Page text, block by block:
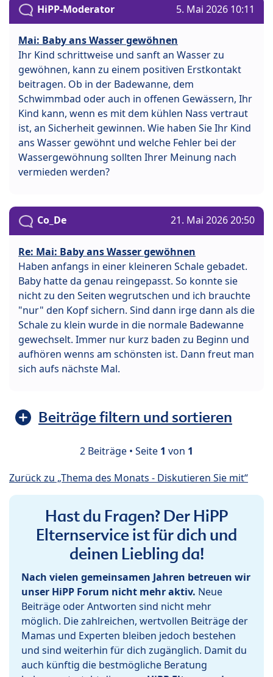
HiPP-Moderator 5. Mai 2026 10:11
Mai: Baby ans Wasser gewöhnen
Ihr Kind schrittweise und sanft an Wasser zu
gewöhnen, kann zu einem positiven Erstkontakt
beitragen. Ob in der Badewanne, dem
Schwimmbad oder auch in offenen Gewässern, Ihr
Kind kann, wenn es mit dem kühlen Nass vertraut
ist, an Sicherheit gewinnen. Wie haben Sie Ihr Kind
ans Wasser gewöhnt und welche Fehler bei der
Wassergewöhnung sollten Ihrer Meinung nach
vermieden werden?
Co_De 21. Mai 2026 20:50
Re: Mai: Baby ans Wasser gewöhnen
Haben anfangs in einer kleineren Schale gebadet.
Baby hatte da genau reingepasst. So konnte sie
nicht zu den Seiten wegrutschen und ich brauchte
"nur" den Kopf sichern. Sind dann irge dann als die
Schale zu klein wurde in die normale Badewanne
gewechselt. Immer nur kurz baden zu Beginn und
aufhören wenns am schönsten ist. Dann freut man
sich aufs nächste Mal.
Beiträge filtern und sortieren
2 Beiträge • Seite 1 von 1
Zurück zu „Thema des Monats - Diskutieren Sie mit“
Hast du Fragen? Der HiPP
Elternservice ist für dich und
deinen Liebling da!
Nach vielen gemeinsamen Jahren betreuen wir
unser HiPP Forum nicht mehr aktiv. Neue
Beiträge oder Antworten sind nicht mehr
möglich. Die zahlreichen, wertvollen Beiträge der
Mamas und Experten bleiben jedoch bestehen
und sind weiterhin für dich zugänglich. Damit du
auch künftig die bestmögliche Beratung